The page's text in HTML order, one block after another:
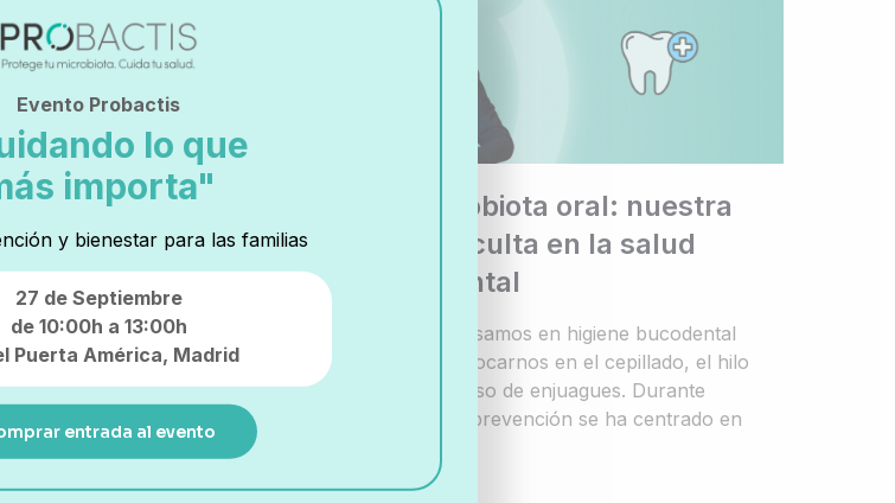
1.000 días de
mismo de la concepción
niño cumple dos años, se
única y crucial para su
La microbiota oral: nuestra
aliada oculta en la salud
bucodental
Cuando pensamos en higiene bucodental
solemos enfocarnos en el cepillado, el hilo
dental o el uso de enjuagues. Durante
décadas, la prevención se ha centrado en
Evento Probactis
lo que
importa"
y bienestar para las familias
27 de Septiembre
de 10:00h a 13:00h
Puerta América, Madrid
entrada al evento